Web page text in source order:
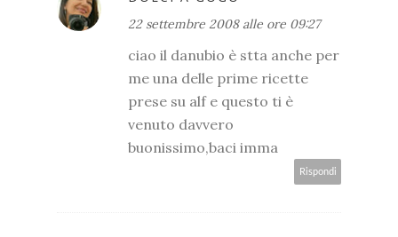
22 settembre 2008 alle ore 09:27
ciao il danubio è stta anche per
me una delle prime ricette
prese su alf e questo ti è
venuto davvero
buonissimo,baci imma
Rispondi